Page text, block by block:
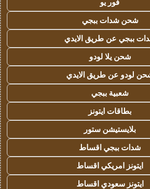
فور يو
شحن شدات ببجي
ببجي عن طريق الايدي
شحن يلا لودو
لودو عن طريق الايدي
شعبية ببجي
بطاقات ايتونز
بلايستيشن ستور
شدات ببجي اقساط
ايتونز امريكي اقساط
ايتونز سعودي اقساط